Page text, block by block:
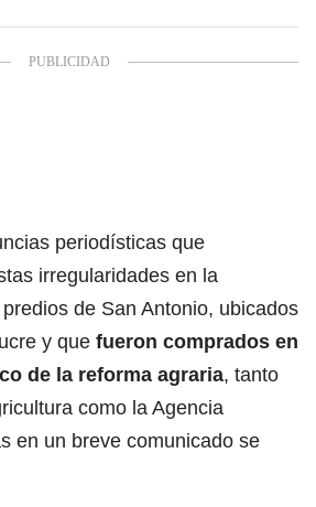
periodísticas que
irregularidades en la
de San Antonio, ubicados
y que fueron comprados en
de la reforma agraria, tanto
como la Agencia
en un breve comunicado se